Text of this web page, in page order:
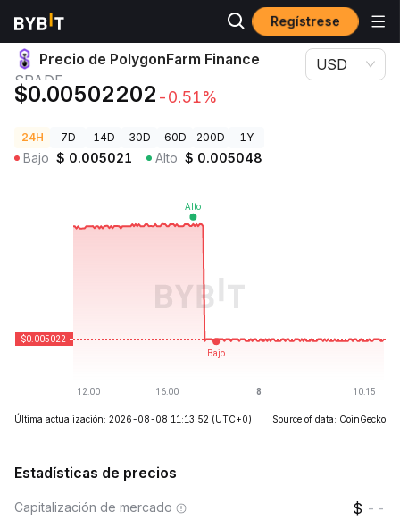
Regístrese
Precios de Criptomonedas Precio de PolygonFarm Finance SPADE
Precio de PolygonFarm Finance
SPADE
$0.00502202 -0.51%
USD
24H 7D 14D 30D 60D 200D 1Y
Bajo $ 0.005021 Alto $ 0.005048
Última actualización: 2026-08-08 11:13:52 (UTC+0) Source of data: CoinGecko
Estadísticas de precios
Capitalización de mercado --